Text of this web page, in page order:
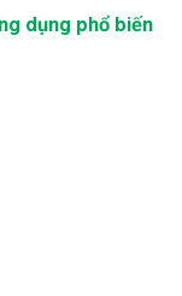
dụng phổ biến